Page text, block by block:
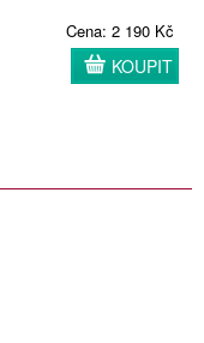
Cena: 2 190 Kč
KOUPIT